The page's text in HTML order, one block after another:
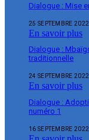
Dialogue : Mise
25 SEPTEMBRE 2022
En savoir plus
Dialogue :
traditionnelle
24 SEPTEMBRE 2022
En savoir plus
Dialogue :
numéro 1
16 SEPTEMBRE 2022